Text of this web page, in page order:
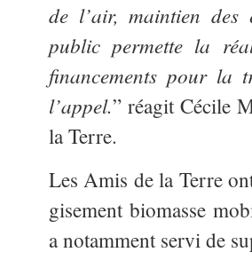
de l’air, maintien
public permette la
financements pour la
l’appel.” réagit Cécile
la Terre.
Les Amis de la Terre
gisement biomasse
a notamment servi de